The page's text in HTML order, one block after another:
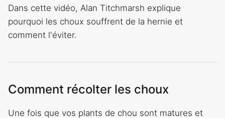
Dans cette vidéo, Alan Titchmarsh explique
pourquoi les choux souffrent de la hernie et
comment l'éviter.
Comment récolter les choux
Une fois que vos plants de chou sont matures et